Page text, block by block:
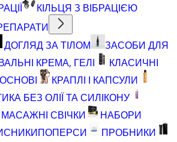
КІЛЬЦЯ З ВІБРАЦІЄЮ
ДОГЛЯД ЗА ТІЛОМ
ЗАСОБИ ДЛЯ
КРЕМА, ГЕЛІ
КЛАСИЧНІ
КРАПЛІ І КАПСУЛИ
БЕЗ ОЛІЇ ТА СИЛІКОНУ
МАСАЖНІ СВІЧКИ
НАБОРИ
ПОПЕРСИ
ПРОБНИКИ